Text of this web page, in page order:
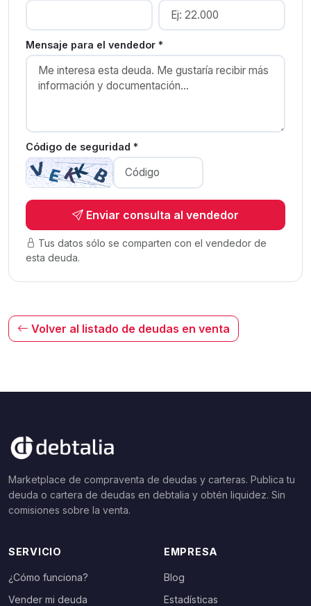
Mensaje para el vendedor *
Código de seguridad *
Enviar consulta al vendedor
Tus datos sólo se comparten con el vendedor de
esta deuda.
Volver al listado de deudas en venta
Marketplace de compraventa de deudas y carteras. Publica tu
deuda o cartera de deudas en debtalia y obtén liquidez. Sin
comisiones sobre la venta.
SERVICIO
¿Cómo funciona?
Vender mi deuda
EMPRESA
Blog
Estadísticas